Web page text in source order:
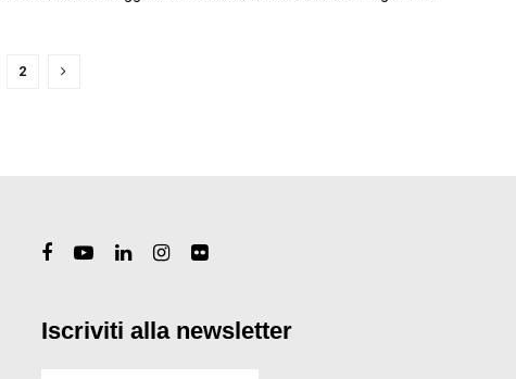
2
Iscriviti alla newsletter